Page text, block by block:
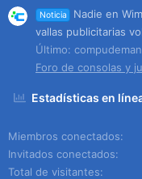
Noticia
Nadie en
vallas publicitarias
Último:
Foro de consolas y
Estadísticas en
Miembros conectados
Invitados conectados
Total de visitantes